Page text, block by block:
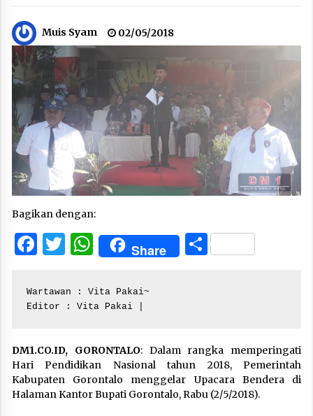
Muis Syam 02/05/2018
Bagikan dengan:
Facebook
Twitter
WhatsApp
Share Share
Wartawan : Vita Pakai~
Editor : Vita Pakai |
DM1.CO.ID, GORONTALO: Dalam rangka memperingati
Hari Pendidikan Nasional tahun 2018, Pemerintah
Kabupaten Gorontalo menggelar Upacara Bendera di
Halaman Kantor Bupati Gorontalo, Rabu (2/5/2018).